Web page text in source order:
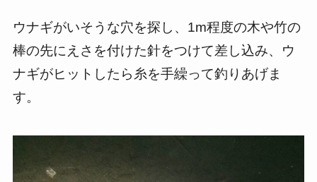
ウナギがいそうな穴を探し、1m程度の木や竹の
棒の先にえさを付けた針をつけて差し込み、ウ
ナギがヒットしたら糸を手繰って釣りあげま
す。